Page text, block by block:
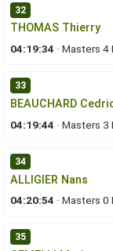
32
THOMAS Thierry
04:19:34 ·Masters 4
33
BEAUCHARD
04:19:44 ·Masters 3
34
ALLIGIER Nans
04:20:54 ·Masters 0
35